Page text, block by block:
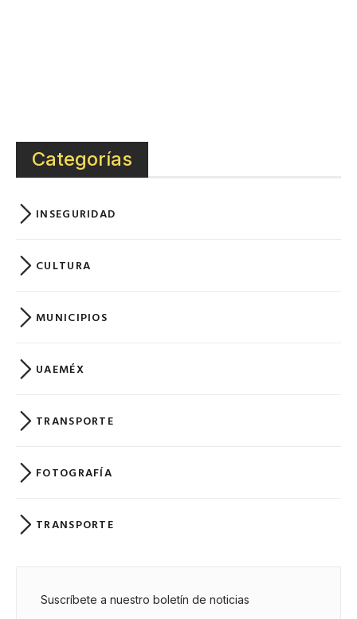
Categorías
INSEGURIDAD
CULTURA
MUNICIPIOS
UAEMÉX
TRANSPORTE
FOTOGRAFÍA
TRANSPORTE
Suscríbete a nuestro boletín de noticias